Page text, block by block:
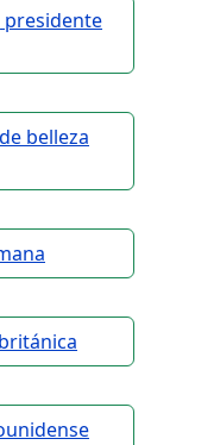
presidente
belleza